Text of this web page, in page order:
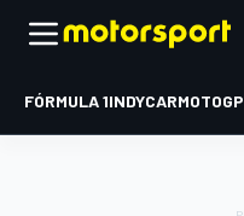
FÓRMULA 1INDYCARMOTOGP